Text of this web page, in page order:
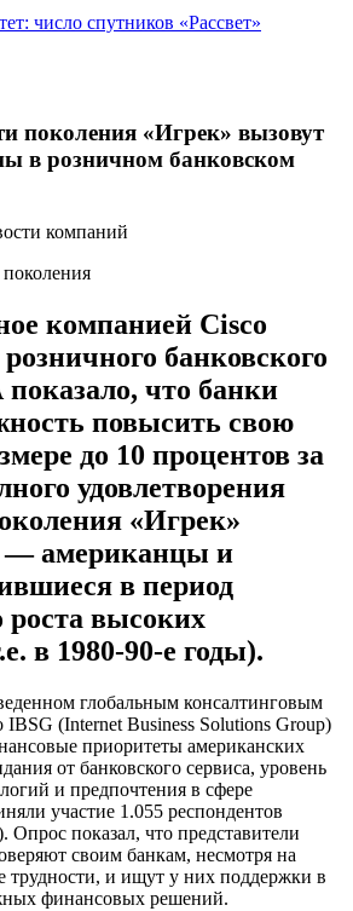
число спутников «Рассвет»
поколения «Игрек» вызовут
в розничном банковском
компаний
компанией Cisco
банковского
что банки
повысить свою
до 10 процентов за
удовлетворения
«Игрек»
— американцы и
в период
роста высоких
в 1980-90-е годы).
глобальным консалтинговым
IBSG (Internet Business Solutions Group)
приоритеты американских
от банковского сервиса, уровень
и предпочтения в сфере
участие 1.055 респондентов
показал, что представители
своим банкам, несмотря на
трудности, и ищут у них поддержки в
финансовых решений.